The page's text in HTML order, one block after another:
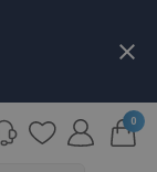
close
0